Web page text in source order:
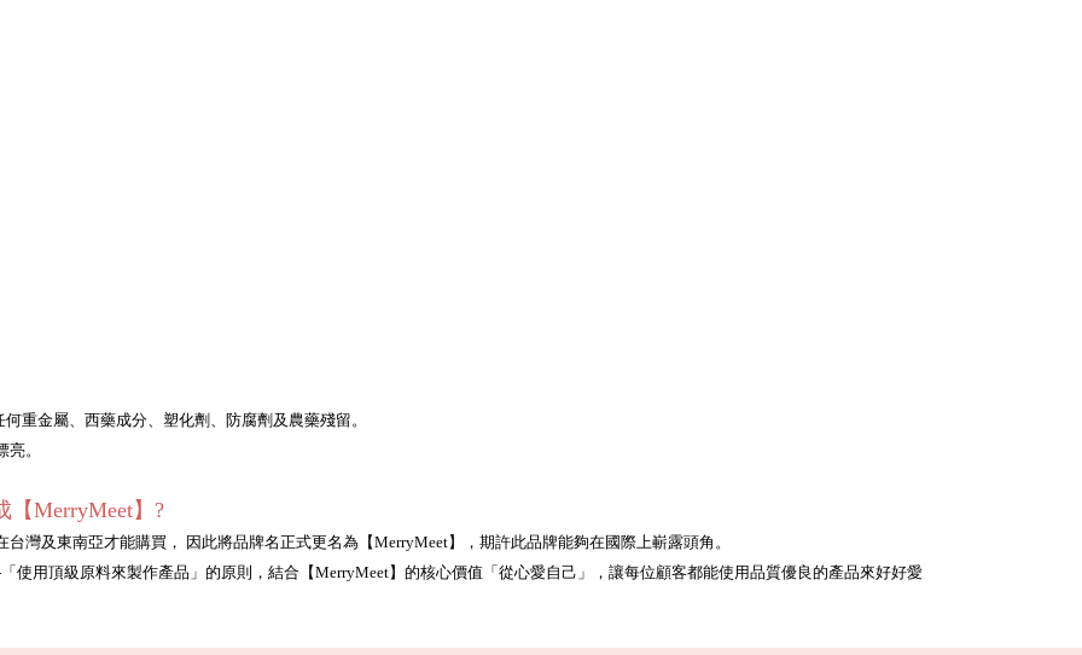
重金屬、西藥成分、塑化劑、防腐劑及農藥殘留。
。
MerryMeet】?
灣及東南亞才能購買， 因此將品牌名正式更名為【MerryMeet】，期許此品牌能夠在國際上嶄露頭角。
使用頂級原料來製作產品」的原則，結合【MerryMeet】的核心價值「從心愛自己」，讓每位顧客都能使用品質優良的產品來好好愛